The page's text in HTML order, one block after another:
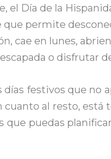
el Día de la
permite
cae en lunes,
o disfrutar
festivos que no
al resto, está
que puedas